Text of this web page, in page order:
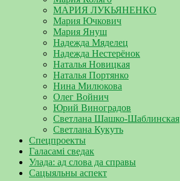
МАРИЯ ЛУКЬЯНЕНКО
Мария Ючкович
Мария Януш
Надежда Мяделец
Надежда Нестерёнок
Наталья Новицкая
Наталья Портянко
Нина Милюкова
Олег Войнич
Юрий Виноградов
Светлана Шашко-Шаблинская
Светлана Кукуть
Спецпроекты
Галасамі сведак
Улада: ад слова да справы
Сацыяльны аспект